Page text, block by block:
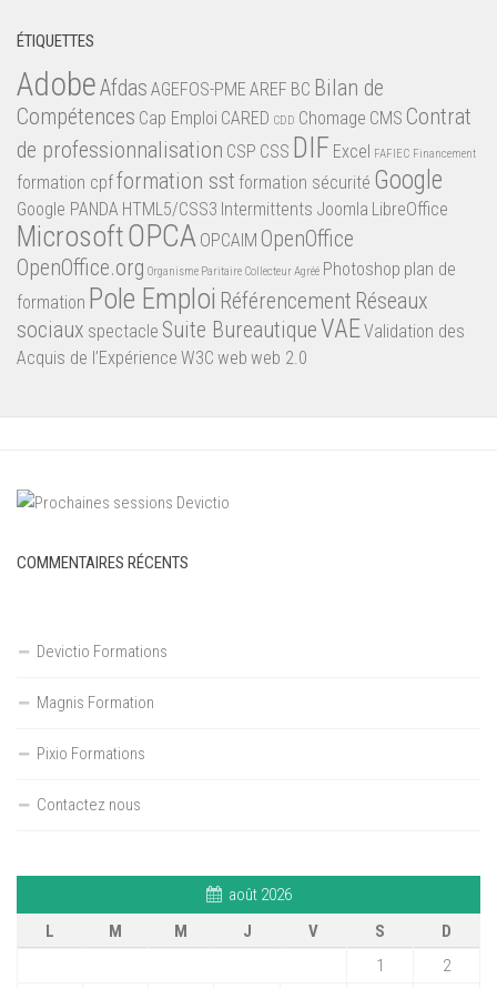
ÉTIQUETTES
AdobeAfdas AGEFOS-PME AREF BC Bilan de
Compétences Cap Emploi CARED CDD Chomage CMS Contrat
de professionnalisation CSP CSS DIF Excel FAFIEC Financement
formation cpfformation sst formation sécurité Google
Google PANDA HTML5/CSS3 Intermittents Joomla LibreOffice
MicrosoftOPCA OPCAIM OpenOffice
OpenOffice.org Organisme Paritaire Collecteur Agréé Photoshop plan de
formation Pole Emploi Référencement Réseaux
sociaux spectacle Suite BureautiqueVAEValidation des
Acquis de l’Expérience W3C web web 2.0
COMMENTAIRES RÉCENTS
Devictio Formations
Magnis Formation
Pixio Formations
Contactez nous
août 2026
L
M M J V S
D
1
2